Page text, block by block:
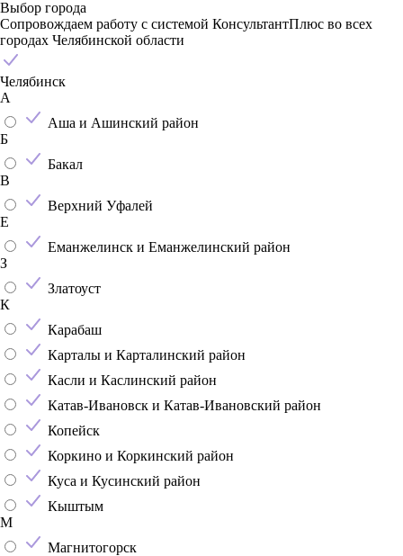
Выбор города
Сопровождаем работу с системой КонсультантПлюс во всех
городах Челябинской области
Челябинск
А
Аша и Ашинский район
Б
Бакал
В
Верхний Уфалей
Е
Еманжелинск и Еманжелинский район
З
Златоуст
К
Карабаш
Карталы и Карталинский район
Касли и Каслинский район
Катав-Ивановск и Катав-Ивановский район
Копейск
Коркино и Коркинский район
Куса и Кусинский район
Кыштым
М
Магнитогорск